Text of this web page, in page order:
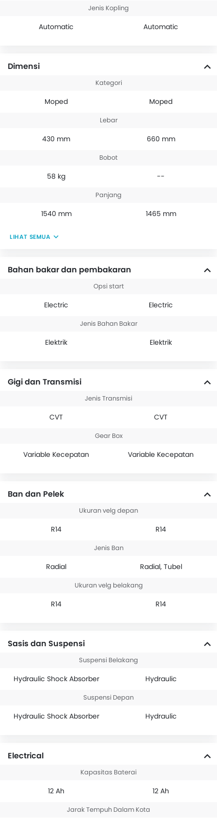
Jenis Kopling
Automatic Automatic
Dimensi
Kategori
Moped Moped
Lebar
430 mm 660 mm
Bobot
58 kg --
Panjang
1540 mm 1465 mm
LIHAT SEMUA
Bahan bakar dan pembakaran
Opsi start
Electric Electric
Jenis Bahan Bakar
Elektrik Elektrik
Gigi dan Transmisi
Jenis Transmisi
CVT CVT
Gear Box
Variable Kecepatan Variable Kecepatan
Ban dan Pelek
Ukuran velg depan
R14 R14
Jenis Ban
Radial Radial, Tubel
Ukuran velg belakang
R14 R14
Sasis dan Suspensi
Suspensi Belakang
Hydraulic Shock Absorber Hydraulic
Suspensi Depan
Hydraulic Shock Absorber Hydraulic
Electrical
Kapasitas Baterai
12 Ah 12 Ah
Jarak Tempuh Dalam Kota